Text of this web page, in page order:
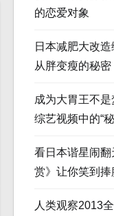
的恋爱对象
日本减肥大改
从胖变瘦的秘密
成为大胃王不
综艺视频中的“
看日本谐星闹
赏》让你笑到捧
人类观察2013